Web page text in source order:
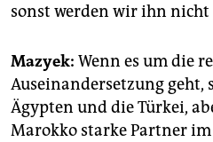
sonst werden wir ihn nicht
Mazyek: Wenn es um die
Auseinandersetzung geht,
Ägypten und die Türkei,
Marokko starke Partner